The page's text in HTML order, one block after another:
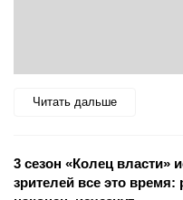
Читать дальше
3 сезон «Колец власти»
зрителей все это время: